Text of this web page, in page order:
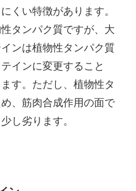
くい特徴があります。
タンパク質ですが、大
ンは植物性タンパク質
インに変更すること
す。ただし、植物性タ
、筋肉合成作用の面で
し劣ります。